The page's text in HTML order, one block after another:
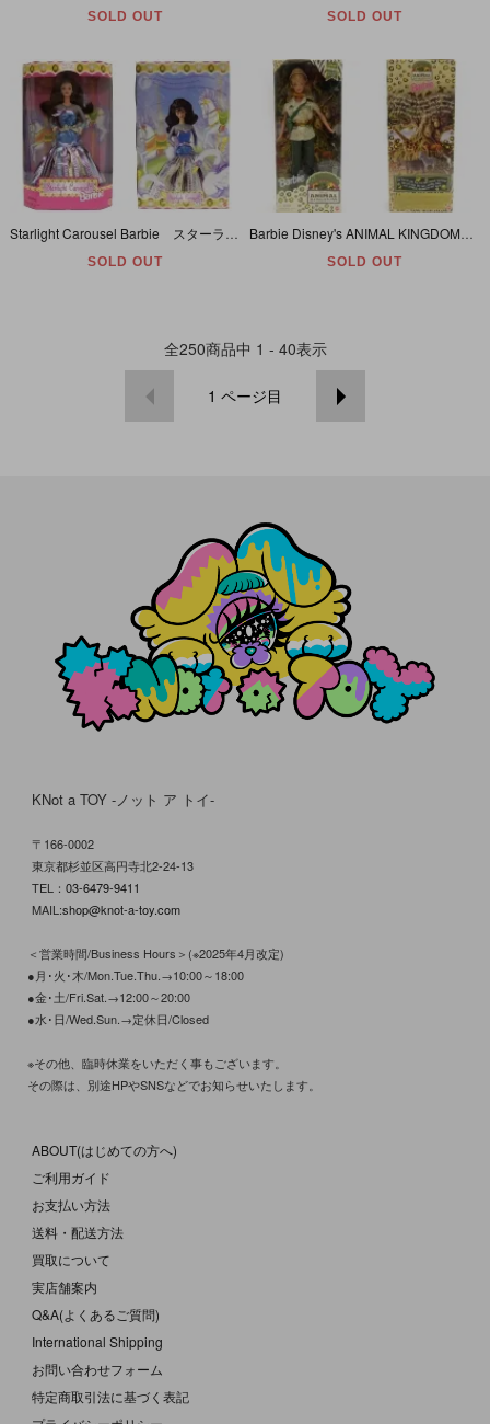
SOLD OUT SOLD OUT
SOLD OUT SOLD OUT
全250商品中 1 - 40表示
1 ページ目
KNot a TOY -ノット ア トイ-
〒166-0002
東京都杉並区高円寺北2-24-13
TEL： 03-6479-9411
MAIL:shop@knot-a-toy.com
＜営業時間/Business Hours＞(※2025年4月改定)
●月･火･木/Mon.Tue.Thu.→10:00～18:00
●金･土/Fri.Sat.→12:00～20:00
●水･日/Wed.Sun.→定休日/Closed
※その他、臨時休業をいただく事もございます。
その際は、別途HPやSNSなどでお知らせいたします。
ABOUT(はじめての方へ)
ご利用ガイド
お支払い方法
送料・配送方法
買取について
実店舗案内
Q&A(よくあるご質問)
International Shipping
お問い合わせフォーム
特定商取引法に基づく表記